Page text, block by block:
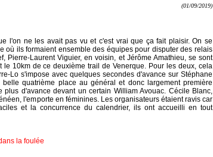
(01/09/2019)
l'on ne les avait pas vu et c'est vrai que ça fait plaisir. On se
où ils formaient ensemble des équipes pour disputer des relais
Pierre-Laurent Viguier, en voisin, et Jérôme Amathieu, se sont
le 10km de ce deuxième trail de Venerque. Pour les deux, cela
Lo s'impose avec quelques secondes d'avance sur Stéphane
quatrième place au général et donc largement première
d'avance devant un certain William Avouac. Cécile Blanc,
l'emporte en féminines. Les organisateurs étaient ravis car
et la concurrence du calendrier, ils ont accueilli en tout
la foulée